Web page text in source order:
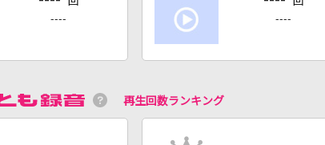
---- ----
再生回数ランキング